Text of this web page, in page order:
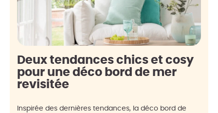
Deux tendances chics et cosy
pour une déco bord de mer
revisitée
Inspirée des dernières tendances, la déco bord de